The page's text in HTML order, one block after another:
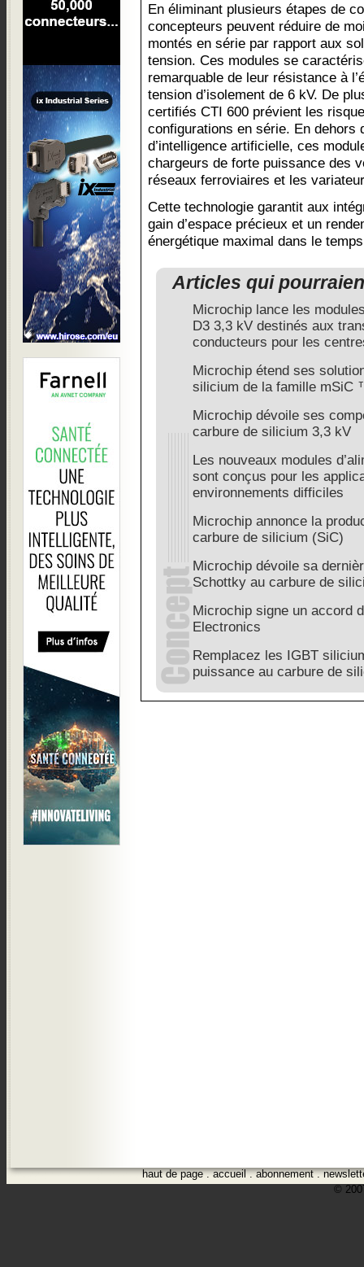
En éliminant plusieurs étapes de
concepteurs peuvent réduire de
montés en série par rapport aux
tension. Ces modules se
remarquable de leur résistance à
tension d’isolement de 6 kV. De
certifiés CTI 600 prévient les
configurations en série. En dehors
d’intelligence artificielle, ces
chargeurs de forte puissance des
réseaux ferroviaires et les
Cette technologie garantit aux
gain d’espace précieux et un
énergétique maximal dans le
Articles qui
Microchip lance les
D3 3,3 kV destinés aux
conducteurs pour les
Microchip étend ses
silicium de la famille mSiC
Microchip dévoile ses
carbure de silicium 3,3 kV
Les nouveaux modules
sont conçus pour les
environnements difficiles
Microchip annonce la
carbure de silicium (SiC)
Microchip dévoile sa
Schottky au carbure de
Microchip signe un accord
Electronics
Remplacez les IGBT
puissance au carbure de
haut de page.accueil.abonnement.
©